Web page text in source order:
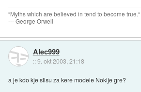
"Myths which are believed in tend to become true."
--- George Orwell
Alec999
::9. okt 2003, 21:18
a je kdo kje slisu za kere modele Nokije gre?